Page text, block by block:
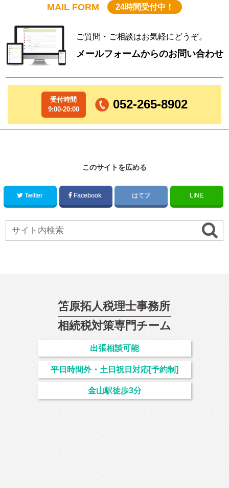
MAIL FORM 24時間受付中！
ご質問・ご相談はお気軽にどうぞ。
メールフォームからのお問い合わせ
受付時間
9:00-20:00
052-265-8902
このサイトを広める
Twitter Facebook はてブ LINE
笘原拓人税理士事務所
相続税対策専門チーム
出張相談可能
平日時間外・土日祝日対応[予約制]
金山駅徒歩3分